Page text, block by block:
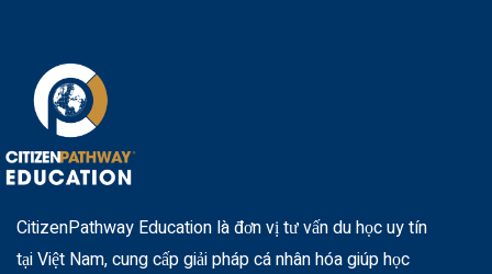
CitizenPathway Education là đơn vị tư vấn du học uy tín
tại Việt Nam, cung cấp giải pháp cá nhân hóa giúp học